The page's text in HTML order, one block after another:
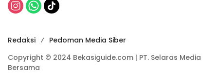
Redaksi
Pedoman Media Siber
Copyright © 2024 Bekasiguide.com | PT. Selaras Media
Bersama